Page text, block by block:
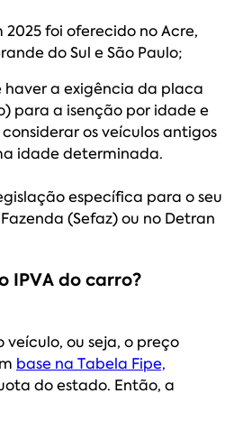
2025 foi oferecido no Acre,
do Sul e São Paulo;
haver a exigência da placa
para a isenção por idade e
os veículos antigos
idade determinada.
específica para o seu
(Sefaz) ou no Detran
IPVA do carro?
veículo, ou seja, o preço
base na Tabela Fipe,
do estado. Então, a